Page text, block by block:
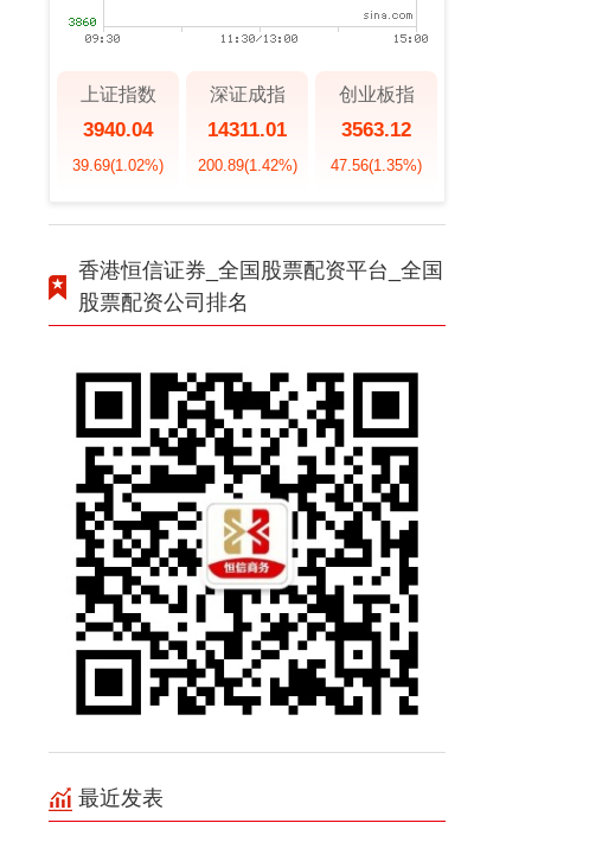
上证指数
3940.04
39.69(1.02%)
深证成指
14311.01
200.89(1.42%)
创业板指
3563.12
47.56(1.35%)
香港恒信证券_全国股票配资平台_全国
股票配资公司排名
最近发表